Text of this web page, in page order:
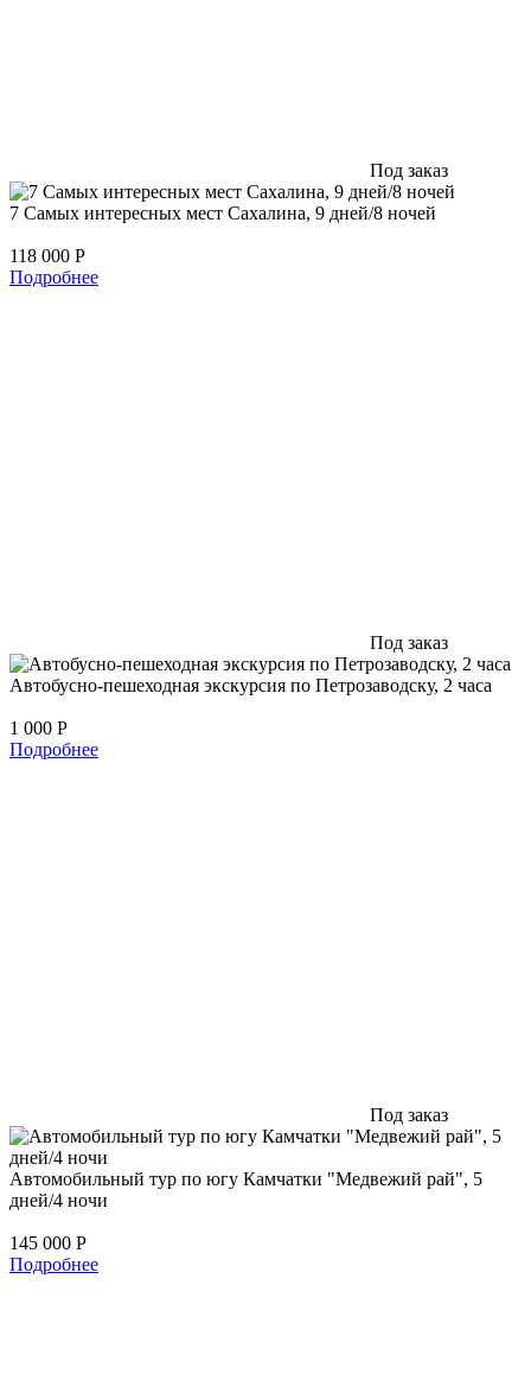
Под заказ
7 Самых интересных мест Сахалина, 9 дней/8 ночей
118 000 Р
Подробнее
Под заказ
Автобусно-пешеходная экскурсия по Петрозаводску, 2 часа
1 000 Р
Подробнее
Под заказ
Автомобильный тур по югу Камчатки "Медвежий рай", 5
дней/4 ночи
145 000 Р
Подробнее